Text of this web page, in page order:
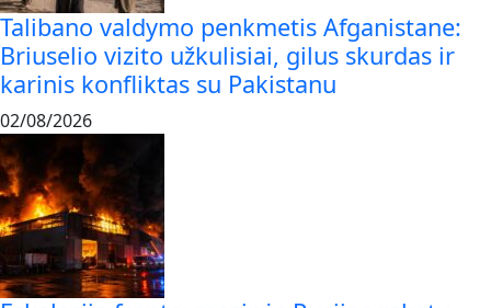
Talibano valdymo penkmetis Afganistane:
Briuselio vizito užkulisiai, gilus skurdas ir
karinis konfliktas su Pakistanu
02/08/2026